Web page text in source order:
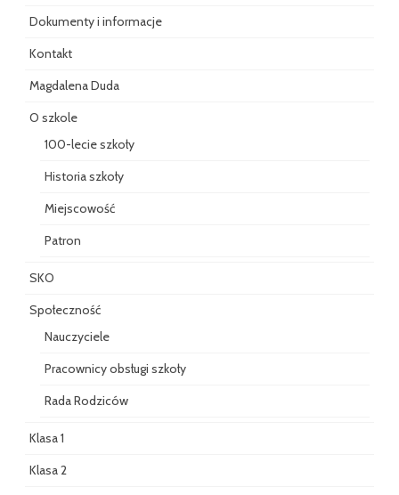
Dokumenty i informacje
Kontakt
Magdalena Duda
O szkole
100-lecie szkoły
Historia szkoły
Miejscowość
Patron
SKO
Społeczność
Nauczyciele
Pracownicy obsługi szkoły
Rada Rodziców
Klasa 1
Klasa 2